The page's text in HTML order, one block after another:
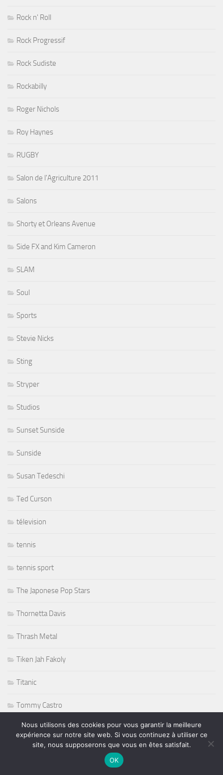
Rock n' Roll
Rock Progressif
Rock Sudiste
Rockabilly
Roger Nichols
Roy Haynes
RUGBY
Salon de l'Agriculture 2011
Salons
Shorty et Orleans Avenue
Side FX and Kim Cameron
SLAM
Soul
Sports
Stevie Nicks
Sting
Stryper
Studios
Sunset Sunside
Sunside
Susan Tedeschi
Ted Curson
télevision
tennis
tennis sport
The Japonese Pop Stars
Thornetta Davis
Thrash Metal
Tiken Jah Fakoly
Titanic
Tommy Castro
Tommy Shaw
Tony Martin
Nous utilisons des cookies pour vous garantir la meilleure
expérience sur notre site web. Si vous continuez à utiliser ce
site, nous supposerons que vous en êtes satisfait.
OK